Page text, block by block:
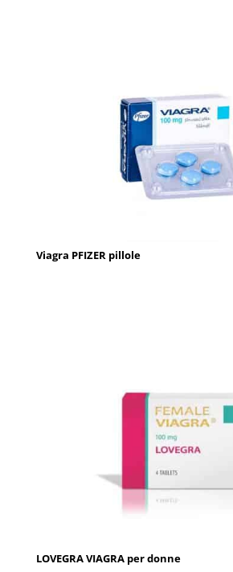
Viagra PFIZER pillole
LOVEGRA VIAGRA per donne